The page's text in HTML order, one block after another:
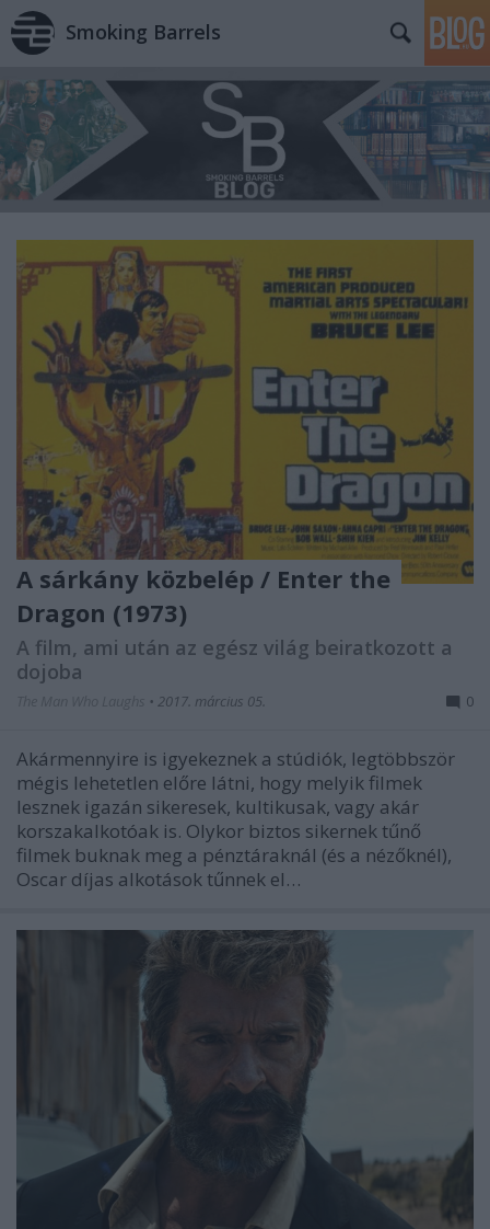
Smoking Barrels
A sárkány közbelép / Enter the
Dragon (1973)
A film, ami után az egész világ beiratkozott a
dojoba
• 2017. március 05. 0
Akármennyire is igyekeznek a stúdiók, legtöbbször
mégis lehetetlen előre látni, hogy melyik filmek
lesznek igazán sikeresek, kultikusak, vagy akár
korszakalkotóak is. Olykor biztos sikernek tűnő
filmek buknak meg a pénztáraknál (és a nézőknél),
Oscar díjas alkotások tűnnek el…